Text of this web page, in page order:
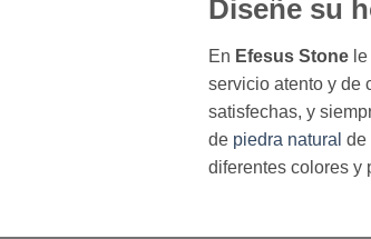
Diseñe su
En Efesus Stone
servicio atento y de
satisfechas, y
de piedra natural de
diferentes colores y